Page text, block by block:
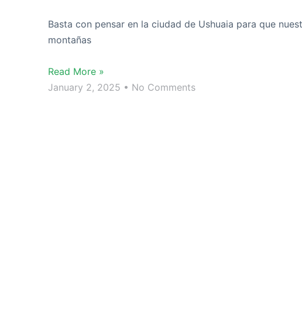
Basta con pensar en la ciudad de Ushuaia para que
montañas
Read More »
January 2, 2025
No Comments